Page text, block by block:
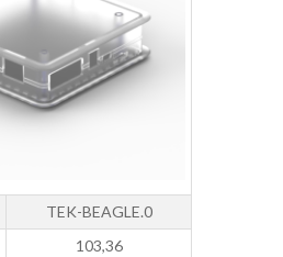
TEK-BEAGLE.0
103,36